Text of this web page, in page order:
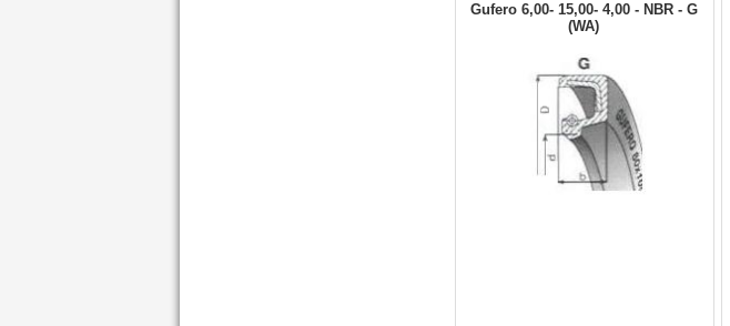
Gufero 6,00- 15,00- 4,00 - NBR - G
(WA)